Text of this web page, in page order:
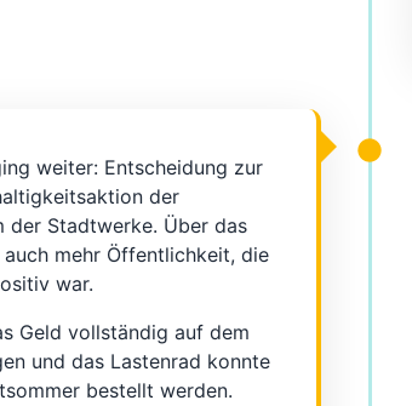
weiter: Entscheidung zur
der
Stadtwerke. Über das
mehr Öffentlichkeit, die
war.
Geld vollständig auf dem
und das Lastenrad konnte
bestellt werden.